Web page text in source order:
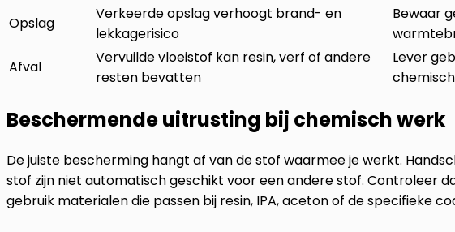
Opslag
Verkeerde opslag verhoogt brand- en
lekkagerisico
Bewaar
Afval
Vervuilde vloeistof kan resin, verf of andere
resten bevatten
Lever
Beschermende uitrusting bij chemisch werk
De juiste bescherming hangt af van de stof waarmee je werkt.
stof zijn niet automatisch geschikt voor een andere stof. Controleer
gebruik materialen die passen bij resin, IPA, aceton of de specifieke